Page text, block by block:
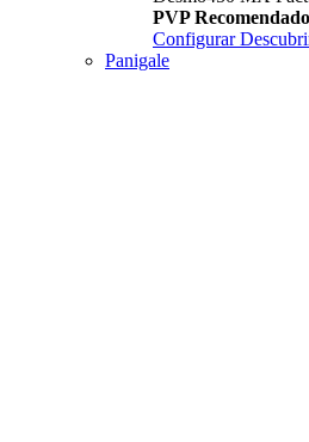
PVP
Configurar
Panigale